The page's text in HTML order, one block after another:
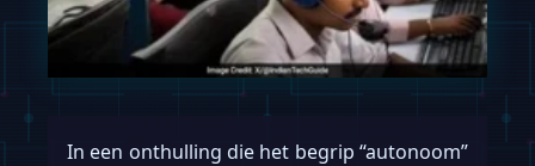
In een onthulling die het begrip “autonoom”